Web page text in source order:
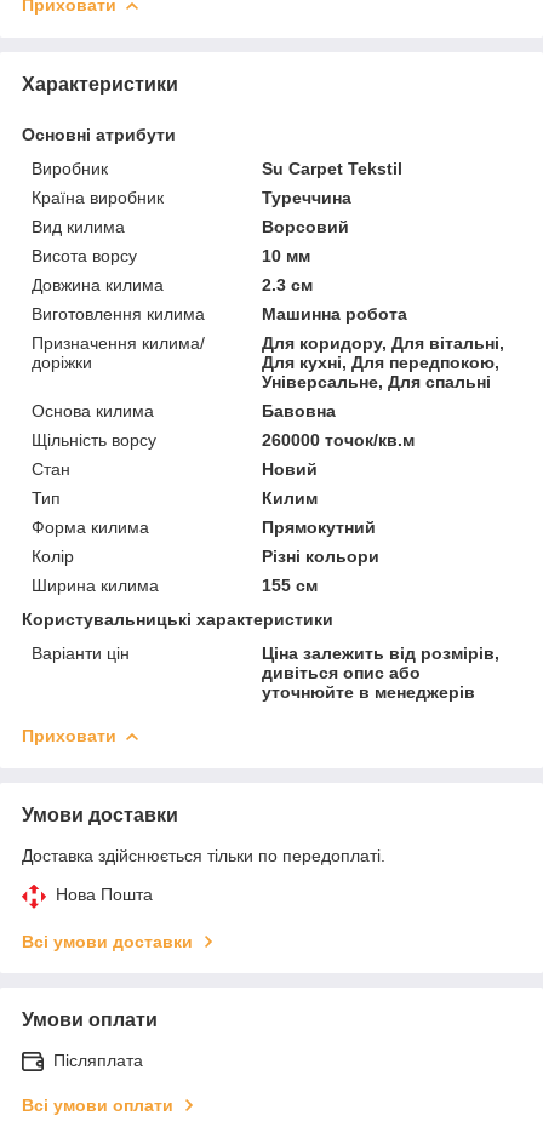
Приховати
Характеристики
Основні атрибути
Виробник
Su Carpet Tekstil
Країна виробник
Туреччина
Вид килима
Ворсовий
Висота ворсу
10 мм
Довжина килима
2.3 см
Виготовлення килима
Машинна робота
Призначення килима/
доріжки
Для коридору, Для вітальні,
Для кухні, Для передпокою,
Універсальне, Для спальні
Основа килима
Бавовна
Щільність ворсу
260000 точок/кв.м
Стан
Новий
Тип
Килим
Форма килима
Прямокутний
Колір
Різні кольори
Ширина килима
155 см
Користувальницькі характеристики
Варіанти цін
Ціна залежить від розмірів,
дивіться опис або
уточнюйте в менеджерів
Приховати
Умови доставки
Доставка здійснюється тільки по передоплаті.
Нова Пошта
Всі умови доставки
Умови оплати
Післяплата
Всі умови оплати